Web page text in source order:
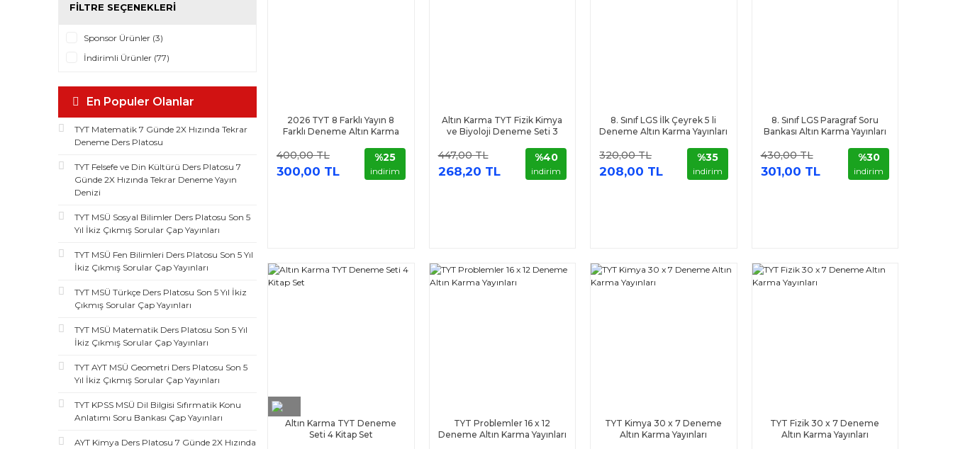
FILTRE SEÇENEKLERI
Sponsor Ürünler (3)
İndirimli Ürünler (77)
En Populer Olanlar
TYT Matematik 7 Günde 2X Hızında Tekrar
Deneme Ders Platosu
TYT Felsefe ve Din Kültürü Ders Platosu 7
Günde 2X Hızında Tekrar Deneme Yayın
Denizi
TYT MSÜ Sosyal Bilimler Ders Platosu Son 5
Yıl İkiz Çıkmış Sorular Çap Yayınları
TYT MSÜ Fen Bilimleri Ders Platosu Son 5 Yıl
İkiz Çıkmış Sorular Çap Yayınları
TYT MSÜ Türkçe Ders Platosu Son 5 Yıl İkiz
Çıkmış Sorular Çap Yayınları
TYT MSÜ Matematik Ders Platosu Son 5 Yıl
İkiz Çıkmış Sorular Çap Yayınları
TYT AYT MSÜ Geometri Ders Platosu Son 5
Yıl İkiz Çıkmış Sorular Çap Yayınları
TYT KPSS MSÜ Dil Bilgisi Sıfırmatik Konu
Anlatımı Soru Bankası Çap Yayınları
AYT Kimya Ders Platosu 7 Günde 2X Hızında
2026 TYT 8 Farklı Yayın 8
Farklı Deneme Altın Karma
400,00 TL
300,00 TL
%25
indirim
Altın Karma TYT Fizik Kimya
ve Biyoloji Deneme Seti 3
447,00 TL
268,20 TL
%40
indirim
8. Sınıf LGS İlk Çeyrek 5 li
Deneme Altın Karma Yayınları
320,00 TL
208,00 TL
%35
indirim
8. Sınıf LGS Paragraf Soru
Bankası Altın Karma Yayınları
430,00 TL
301,00 TL
%30
indirim
Altın Karma TYT Deneme
Seti 4 Kitap Set
TYT Problemler 16 x 12
Deneme Altın Karma Yayınları
TYT Kimya 30 x 7 Deneme
Altın Karma Yayınları
TYT Fizik 30 x 7 Deneme
Altın Karma Yayınları